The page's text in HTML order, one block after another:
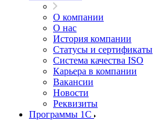
О компании
О нас
История компании
Статусы и сертификаты
Система качества ISO
Карьера в компании
Вакансии
Новости
Реквизиты
Программы 1С